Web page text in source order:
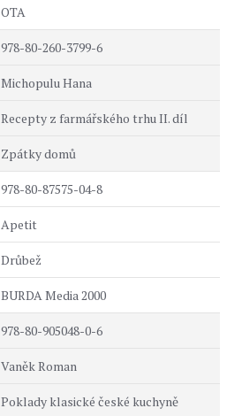
OTA
978-80-260-3799-6
Michopulu Hana
Recepty z farmářského trhu II. díl
Zpátky domů
978-80-87575-04-8
Apetit
Drůbež
BURDA Media 2000
978-80-905048-0-6
Vaněk Roman
Poklady klasické české kuchyně